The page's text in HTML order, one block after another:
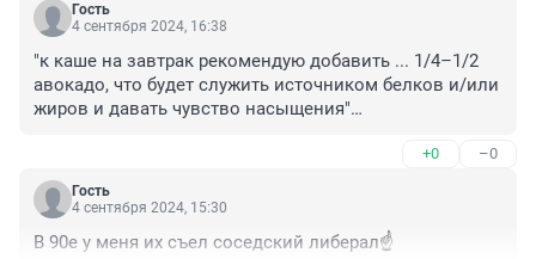
Гость
4 сентября 2024, 16:38
"к каше на завтрак рекомендую добавить ... 1/4–1/2
авокадо, что будет служить источником белков и/или
жиров и давать чувство насыщения"
Нутрициологи сродни шаманам - они, нажравшись
мухоморов, путешествуют по нижнему миру и дают
оттуда рекомендации, как жить.
+0 –0
Гость
4 сентября 2024, 15:30
В 90е у меня их съел соседский либерал☝️